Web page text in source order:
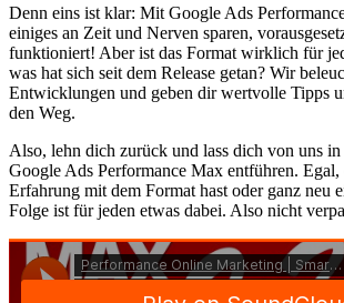
Denn eins ist klar: Mit Google Ads
einiges an Zeit und Nerven sparen,
funktioniert! Aber ist das Format wirklich für
was hat sich seit dem Release getan? Wir
Entwicklungen und geben dir wertvolle Tipps
den Weg.
Also, lehn dich zurück und lass dich von uns
Google Ads Performance Max entführen. Egal,
Erfahrung mit dem Format hast oder ganz neu
Folge ist für jeden etwas dabei. Also nicht